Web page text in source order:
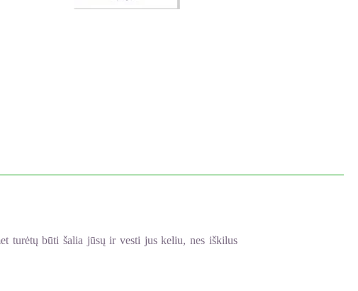
turėtų būti šalia jūsų ir vesti jus keliu, nes iškilus